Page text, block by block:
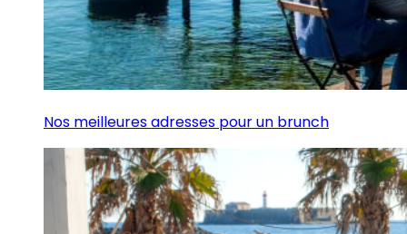
Nos meilleures adresses pour un brunch